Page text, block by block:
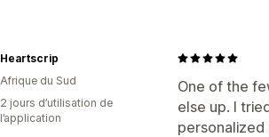
One of the
else up. I
Heartscrip
Afrique du Sud
2 jours d’utilisation de
l’application